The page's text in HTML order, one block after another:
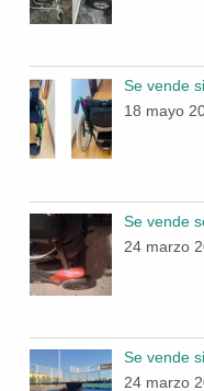
Se vende
18 mayo
Se vende
24 marzo
Se vende
24 marzo